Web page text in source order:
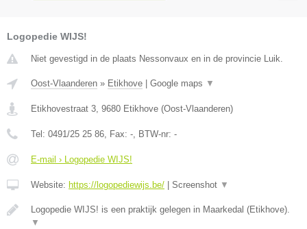
Logopedie WIJS!
Niet gevestigd in de plaats Nessonvaux en in de provincie Luik.
Oost-Vlaanderen » Etikhove Google maps ▼
Etikhovestraat 3, 9680 Etikhove (Oost-Vlaanderen)
Tel: 0491/25 25 86, Fax: -, BTW-nr: -
E-mail › Logopedie WIJS!
Website: https://logopediewijs.be/ Screenshot ▼
Logopedie WIJS! is een praktijk gelegen in Maarkedal (Etikhove).
▼